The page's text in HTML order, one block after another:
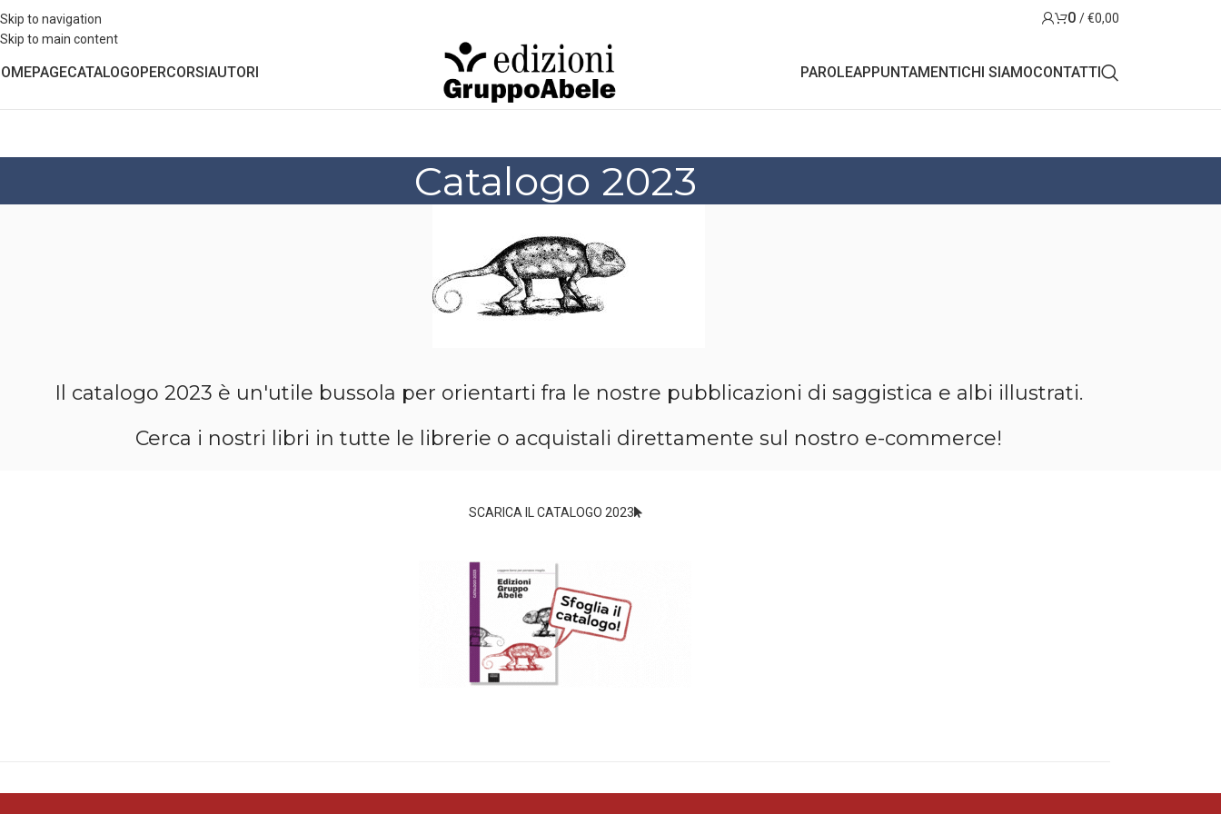
Skip to navigation
Skip to main content
0 /€0,00
CATALOGOPERCORSIAUTORI PAROLEAPPUNTAMENTICHI SIAMOCONTATTI
Catalogo 2023
Il catalogo 2023 è un'utile bussola per orientarti fra le nostre pubblicazioni di saggistica e albi illustrati.
Cerca i nostri libri in tutte le librerie o acquistali direttamente sul nostro e-commerce!
SCARICA IL CATALOGO 2023